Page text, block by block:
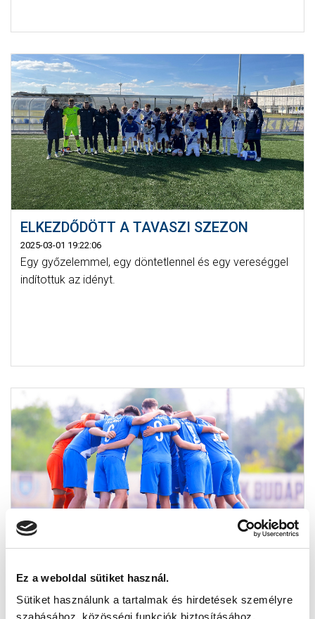
Ez a weboldal sütiket használ.
Sütiket használunk a tartalmak és hirdetések személyre
szabásához, közösségi funkciók biztosításához,
ELKEZDŐDÖTT A TAVASZI SZEZON
2025-03-01 19:22:06
Egy győzelemmel, egy döntetlennel és egy vereséggel
indítottuk az idényt.
2025-02-27 10:21:40
Hétvégén indul a szezon az akadémiai korosztályok
számára.